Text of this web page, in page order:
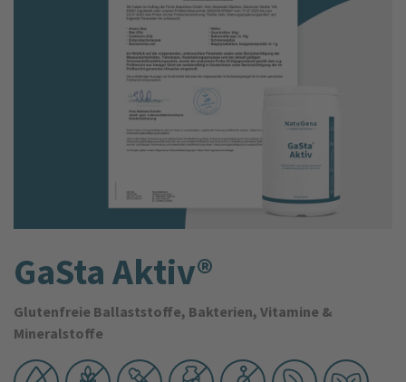
GaSta Aktiv®
Glutenfreie Ballaststoffe, Bakterien, Vitamine &
Mineralstoffe